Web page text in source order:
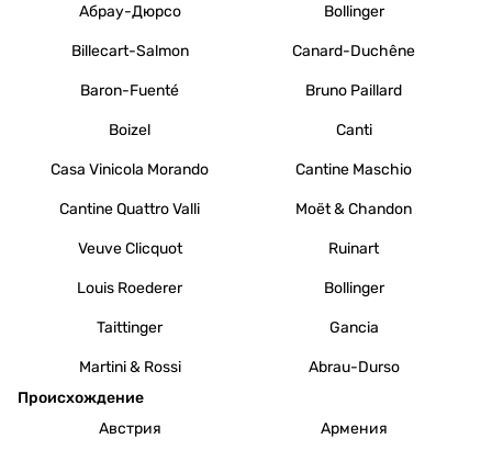
Абрау-Дюрсо Bollinger
Billecart-Salmon Canard-Duchêne
Baron-Fuenté Bruno Paillard
Boizel Canti
Casa Vinicola Morando Cantine Maschio
Cantine Quattro Valli Moët & Chandon
Veuve Clicquot Ruinart
Louis Roederer Bollinger
Taittinger Gancia
Martini & Rossi
Abrau-Durso
Происхождение
Австрия
Армения